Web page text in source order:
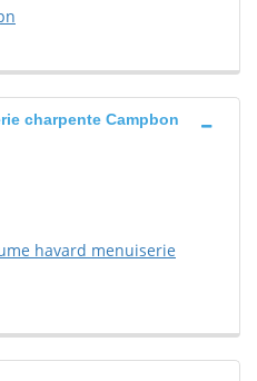
charpente Campbon
havard menuiserie